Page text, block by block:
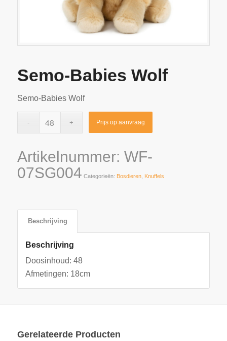
Semo-Babies Wolf
Semo-Babies Wolf
Prijs op aanvraag
Artikelnummer: WF-
07SG004 Categorieën: Bosdieren, Knuffels
Beschrijving
Beschrijving
Doosinhoud: 48
Afmetingen: 18cm
Gerelateerde Producten